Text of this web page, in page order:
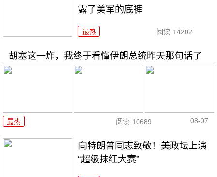
露了美军的底裤
最热 阅读 14202
胡塞这一炸，我终于看懂伊朗总统昨天那句话了
最热 阅读 10689 08-07
向特朗普同志致敬！美政坛上演
“超级抹红大赛”